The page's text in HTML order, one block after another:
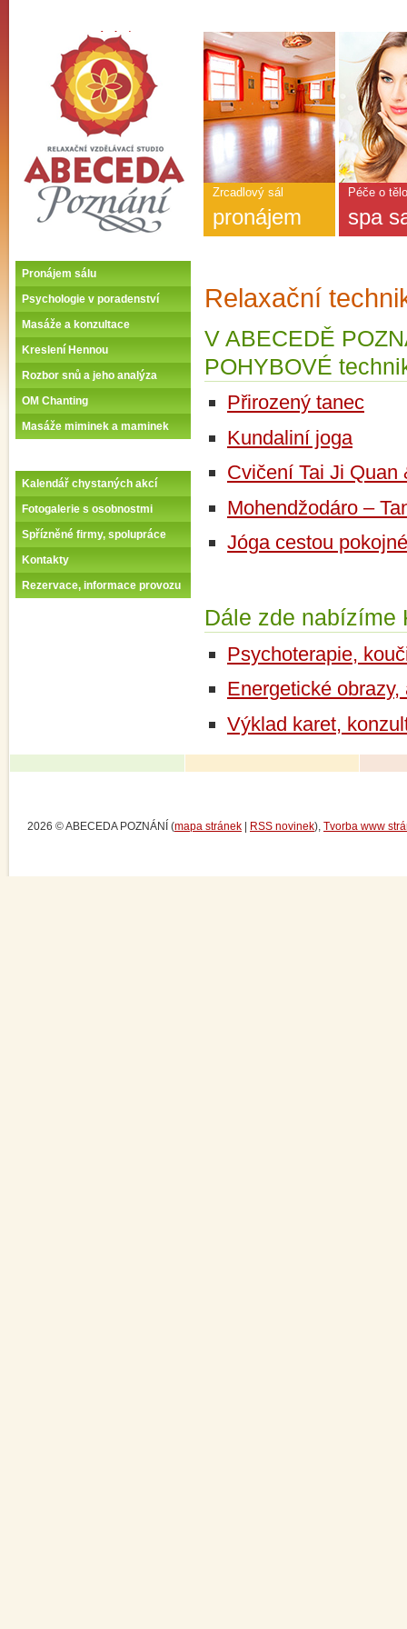
ABECEDA POZNÁNÍ -
Relaxační
V ABECEDĚ
POHYBOVÉ
Přirozený tanec
Kundaliní joga
Cvičení Tai Ji Quan
Mohendžodáro –
Jóga cestou
Dále zde nabízíme
Psychoterapie,
Energetické obrazy,
Výklad karet,
Pronájem sálu
Psychologie v poradenství
Masáže a konzultace
Kreslení Hennou
Rozbor snů a jeho analýza
OM Chanting
Masáže miminek a maminek
Kalendář chystaných akcí
Fotogalerie s osobnostmi
Spřízněné firmy, spolupráce
Kontakty
Rezervace, informace provozu
Hlavní
nabídka
-
ABECEDA
POZNÁNÍ
Zrcadlový sál
pronájem
Péče o tělo
spa
2026 © ABECEDA POZNÁNÍ (mapa stránek RSS novinek), Tvorba www